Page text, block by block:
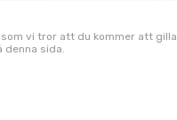
vi tror att du kommer att
denna sida.